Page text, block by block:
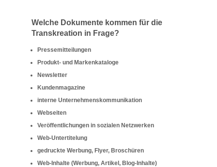
Welche Dokumente kommen für die
Transkreation in Frage?
Pressemitteilungen
Produkt- und Markenkataloge
Newsletter
Kundenmagazine
interne Unternehmenskommunikation
Webseiten
Veröffentlichungen in sozialen Netzwerken
Web-Untertitelung
gedruckte Werbung, Flyer, Broschüren
Web-Inhalte (Werbung, Artikel, Blog-Inhalte)